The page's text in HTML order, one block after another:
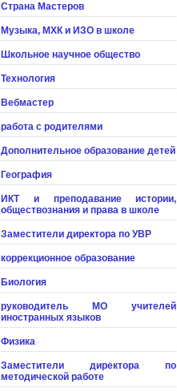
Страна Мастеров
Музыка, МХК и ИЗО в школе
Школьное научное общество
Технология
Вебмастер
работа с родителями
Дополнительное образование детей
География
ИКТ и преподавание истории,
обществознания и права в школе
Заместители директора по УВР
коррекционное образование
Биология
руководитель МО учителей
иностранных языков
Физика
Заместители директора по
методической работе